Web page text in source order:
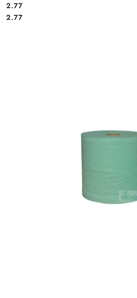
Cena:
2.77
Cena:
2.77